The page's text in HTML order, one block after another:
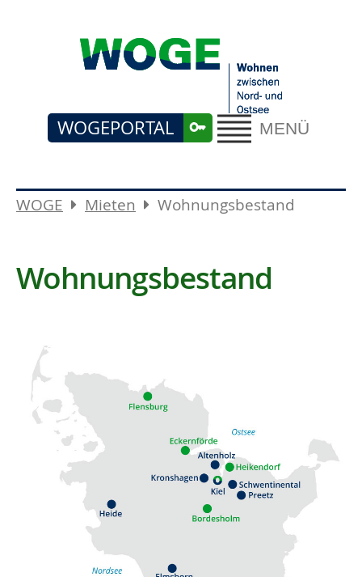
MENÜ
WOGEPORTAL
WOGE Mieten Wohnungsbestand
Wohnungsbestand